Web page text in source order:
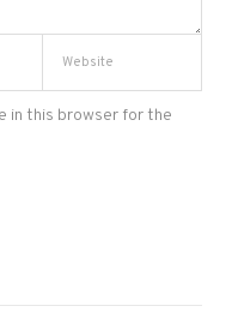
in this browser for the